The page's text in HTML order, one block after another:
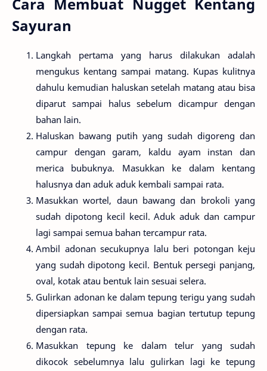
Cara Membuat Nugget Kentang
Sayuran
Langkah pertama yang harus dilakukan adalah
mengukus kentang sampai matang. Kupas kulitnya
dahulu kemudian haluskan setelah matang atau bisa
diparut sampai halus sebelum dicampur dengan
bahan lain.
Haluskan bawang putih yang sudah digoreng dan
campur dengan garam, kaldu ayam instan dan
merica bubuknya. Masukkan ke dalam kentang
halusnya dan aduk aduk kembali sampai rata.
Masukkan wortel, daun bawang dan brokoli yang
sudah dipotong kecil kecil. Aduk aduk dan campur
lagi sampai semua bahan tercampur rata.
Ambil adonan secukupnya lalu beri potongan keju
yang sudah dipotong kecil. Bentuk persegi panjang,
oval, kotak atau bentuk lain sesuai selera.
Gulirkan adonan ke dalam tepung terigu yang sudah
dipersiapkan sampai semua bagian tertutup tepung
dengan rata.
Masukkan tepung ke dalam telur yang sudah
dikocok sebelumnya lalu gulirkan lagi ke tepung